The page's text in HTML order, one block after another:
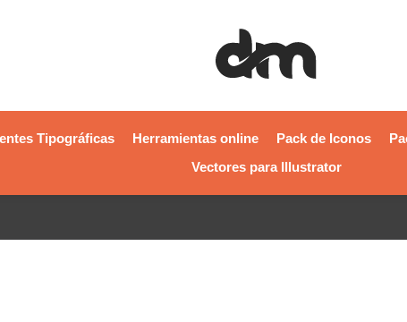
Tipográficas Herramientas online Pack de Iconos
Vectores para Illustrator